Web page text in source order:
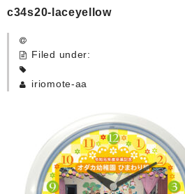
HOME
卒園記念品
カード付フォトフレームクロック(集合)
目覚まし時計(集合＋個別)
メロディ時計(集合)
c34s20-laceyellow
Filed under:
iriomote-aa